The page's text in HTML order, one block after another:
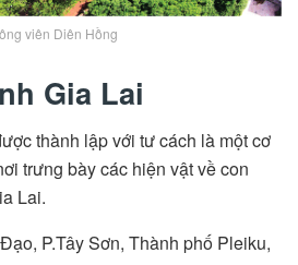
viên Diên Hồng
Gia Lai
thành lập với tư cách là một cơ
trưng bày các hiện vật về con
Lai.
P.Tây Sơn, Thành phố Pleiku,